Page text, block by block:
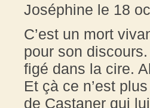
Joséphine le 18
C’est un mort
pour son
figé dans la cire.
Et çà ce n’est
de Castaner qui